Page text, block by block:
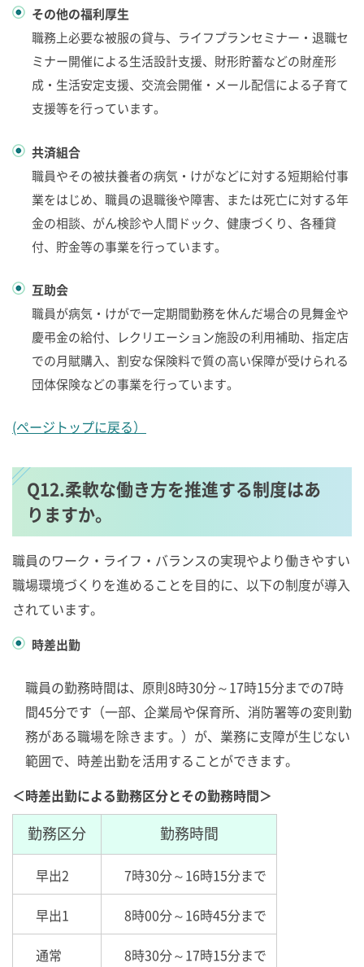
その他の福利厚生
職務上必要な被服の貸与、ライフプランセミナー・退職セ
ミナー開催による生活設計支援、財形貯蓄などの財産形
成・生活安定支援、交流会開催・メール配信による子育て
支援等を行っています。
共済組合
職員やその被扶養者の病気・けがなどに対する短期給付事
業をはじめ、職員の退職後や障害、または死亡に対する年
金の相談、がん検診や人間ドック、健康づくり、各種貸
付、貯金等の事業を行っています。
互助会
職員が病気・けがで一定期間勤務を休んだ場合の見舞金や
慶弔金の給付、レクリエーション施設の利用補助、指定店
での月賦購入、割安な保険料で質の高い保障が受けられる
団体保険などの事業を行っています。
(ページトップに戻る）
Q12.柔軟な働き方を推進する制度はあ
りますか。
職員のワーク・ライフ・バランスの実現やより働きやすい
職場環境づくりを進めることを目的に、以下の制度が導入
されています。
時差出勤
職員の勤務時間は、原則8時30分～17時15分までの7時
間45分です（一部、企業局や保育所、消防署等の変則勤
務がある職場を除きます。）が、業務に支障が生じない
範囲で、時差出勤を活用することができます。
＜時差出勤による勤務区分とその勤務時間＞
勤務区分 勤務時間
早出2 7時30分～16時15分まで
早出1 8時00分～16時45分まで
通常 8時30分～17時15分まで